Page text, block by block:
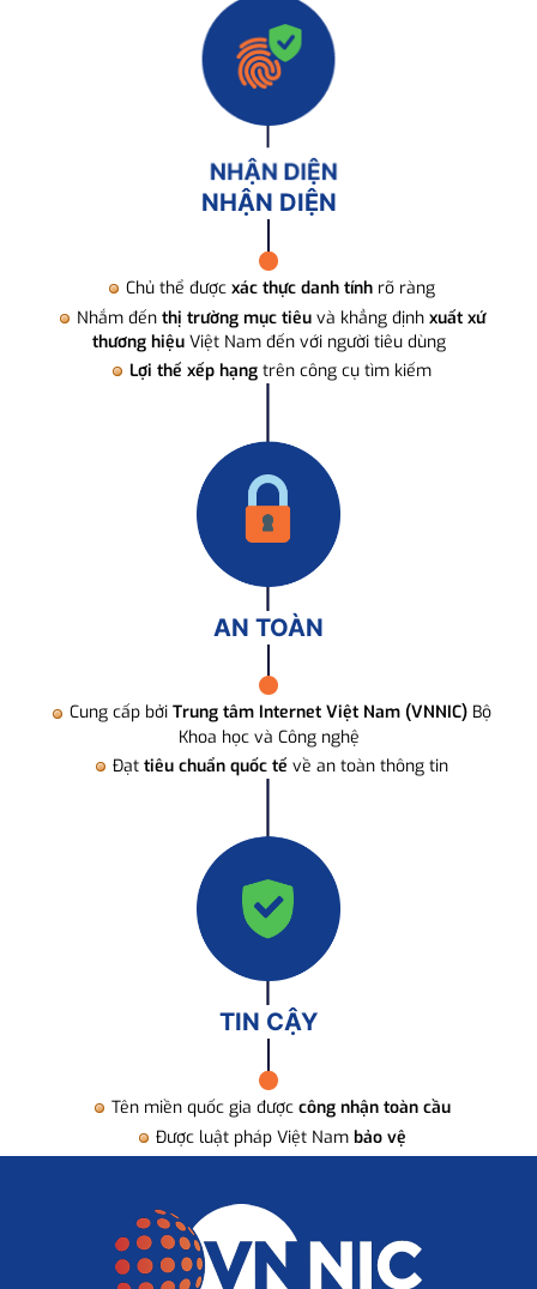
NHẬN DIỆN
Chủ thể được xác thực danh tính rõ ràng
Nhắm đến thị trường mục tiêuvà khẳng định xuất xứ
thương hiệuViệt Nam đến với người tiêu dùng
Lợi thế xếp hạng trên công cụ tìm kiếm
AN TOÀN
Cung cấp bởi Trung tâm Internet Việt Nam (VNNIC) Bộ
Khoa học và Công nghệ
Đạt tiêu chuẩn quốc tế về an toàn thông tin
TIN CẬY
Tên miền quốc gia được công nhận toàn cầu
Được luật pháp Việt Nam bảo vệ